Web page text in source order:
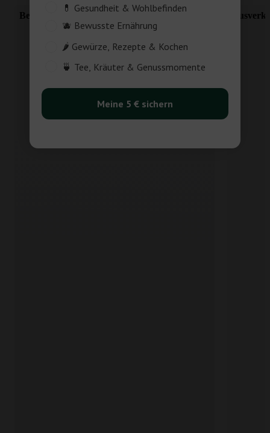
Bestseller
Customer_Interest
💊 Gesundheit & Wohlbefinden
🫐 Bewusste Ernährung
🌶️ Gewürze, Rezepte & Kochen
🍵 Tee, Kräuter & Genussmomente
Meine 5 € sichern